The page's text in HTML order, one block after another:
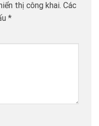
thị công khai. Các
*